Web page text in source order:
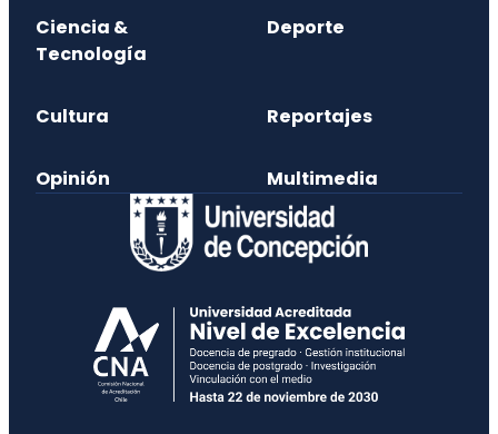
Ciencia &
Tecnología
Deporte
Cultura Reportajes
Opinión Multimedia